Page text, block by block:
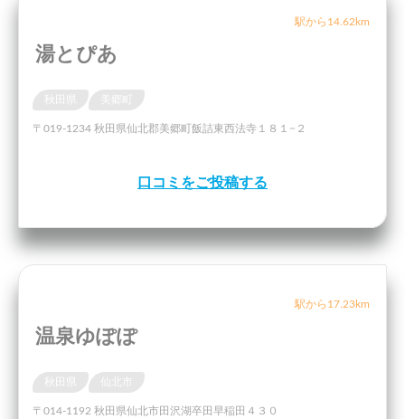
駅から14.62km
湯とぴあ
美郷町
〒019-1234 秋田県仙北郡美郷町飯詰東西法寺１８１−２
口コミをご投稿する
駅から17.23km
温泉ゆぽぽ
〒014-1192 秋田県仙北市田沢湖卒田早稲田４３０